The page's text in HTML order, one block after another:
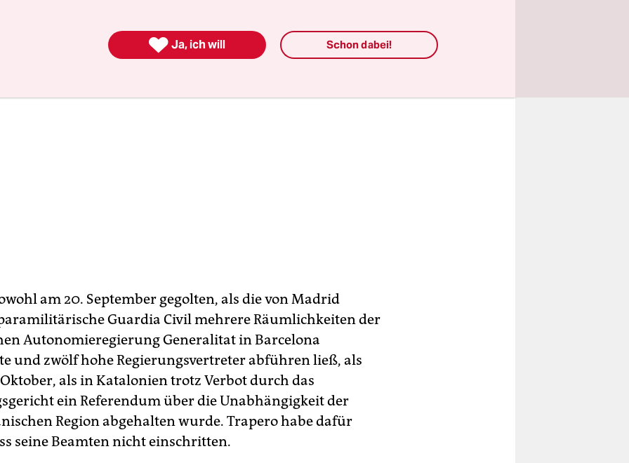
am 20. September gegolten, als die von Madrid
Guardia Civil mehrere Räumlichkeiten der
Autonomieregierung Generalitat in Barcelona
und zwölf hohe Regierungsvertreter abführen ließ, als
als in Katalonien trotz Verbot durch das
ein Referendum über die Unabhängigkeit der
Region abgehalten wurde. Trapero habe dafür
seine Beamten nicht einschritten.
 Ja, ich will Schon dabei!